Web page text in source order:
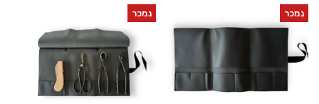
נמכר נמכר